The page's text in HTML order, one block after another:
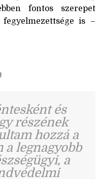
fontos szerepet
is –
és
részének
hozzá a
a legnagyobb
a